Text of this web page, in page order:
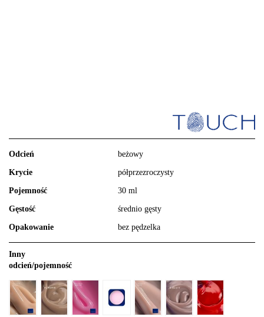
Odcień beżowy
Krycie półprzezroczysty
Pojemność 30 ml
Gęstość średnio gęsty
Opakowanie bez pędzelka
Inny
odcień/pojemność